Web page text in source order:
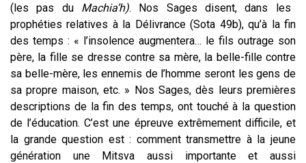
(les pas du Machia’h). Nos Sages disent, dans les
prophéties relatives à la Délivrance (Sota 49b), qu’à la fin
des temps : « l’insolence augmentera… le fils outrage son
père, la fille se dresse contre sa mère, la belle-fille contre
sa belle-mère, les ennemis de l’homme seront les gens de
sa propre maison, etc. » Nos Sages, dès leurs premières
descriptions de la fin des temps, ont touché à la question
de l’éducation. C’est une épreuve extrêmement difficile, et
la grande question est : comment transmettre à la jeune
génération une Mitsva aussi importante et aussi